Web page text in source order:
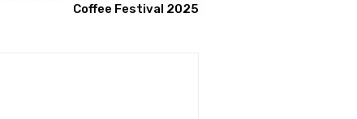
Coffee Festival 2025